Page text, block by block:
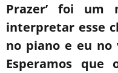
Prazer’ foi um
interpretar esse
no piano e eu no
Esperamos